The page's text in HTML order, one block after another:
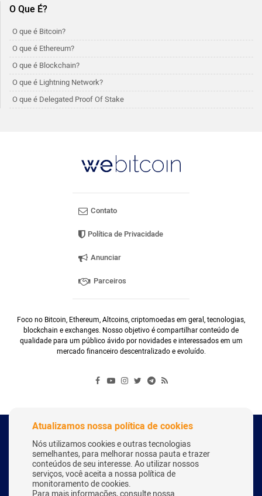
O Que É?
O que é Bitcoin?
O que é Ethereum?
O que é Blockchain?
O que é Lightning Network?
O que é Delegated Proof Of Stake
Contato
Política de Privacidade
Anunciar
Parceiros
Foco no Bitcoin, Ethereum, Altcoins, criptomoedas em geral, tecnologias,
blockchain e exchanges. Nosso objetivo é compartilhar conteúdo de
qualidade para um público ávido por novidades e interessados em um
mercado financeiro descentralizado e evoluído.
Copyright Webitcoin 2018 - Todos os Direitos Reservados
Desenvolvido por: Herick Correa
Atualizamos nossa política de cookies
Nós utilizamos cookies e outras tecnologias
semelhantes, para melhorar nossa pauta e trazer
conteúdos de seu interesse. Ao utilizar nossos
serviços, você aceita a nossa política de
monitoramento de cookies.